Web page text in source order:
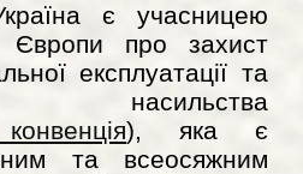
є учасницею
Європи про захист
експлуатації та
насильства
), яка є
та всеосяжним